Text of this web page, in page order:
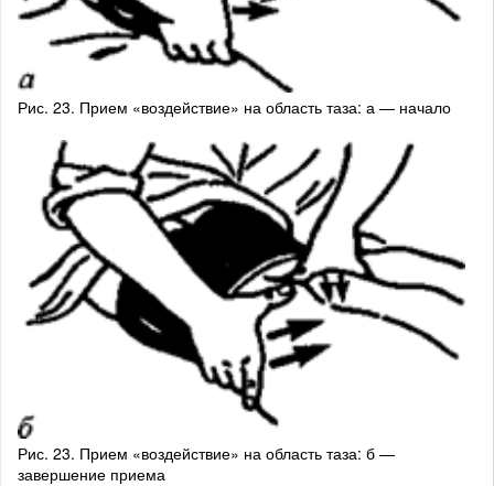
Рис. 23. Прием «воздействие» на область таза: а — начало
Рис. 23. Прием «воздействие» на область таза: б —
завершение приема